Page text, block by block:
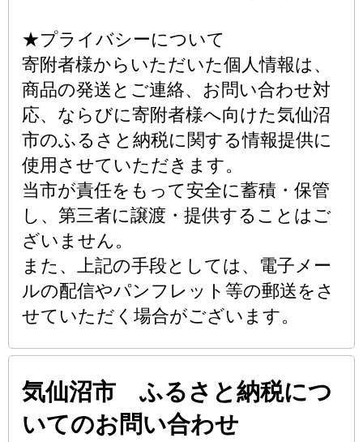
★プライバシーについて
寄附者様からいただいた個人情報は、
商品の発送とご連絡、お問い合わせ対
応、ならびに寄附者様へ向けた気仙沼
市のふるさと納税に関する情報提供に
使用させていただきます。
当市が責任をもって安全に蓄積・保管
し、第三者に譲渡・提供することはご
ざいません。
また、上記の手段としては、電子メー
ルの配信やパンフレット等の郵送をさ
せていただく場合がございます。
気仙沼市 ふるさと納税につ
いてのお問い合わせ